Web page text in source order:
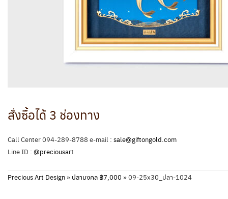
สั่งซื้อได้ 3 ช่องทาง
Call Center 094-289-8788 e-mail : sale@giftongold.com
Line ID : @preciousart
Precious Art Design» ปลามงคล ฿7,000 »09-25x30_ปลา-1024